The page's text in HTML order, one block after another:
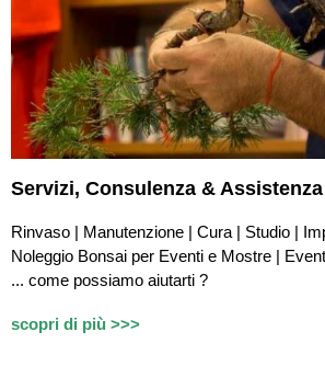
Servizi, Consulenza & Assistenza
Rinvaso | Manutenzione | Cura | Studio |
Noleggio Bonsai per Eventi e Mostre |
... come possiamo aiutarti ?
scopri di più >>>